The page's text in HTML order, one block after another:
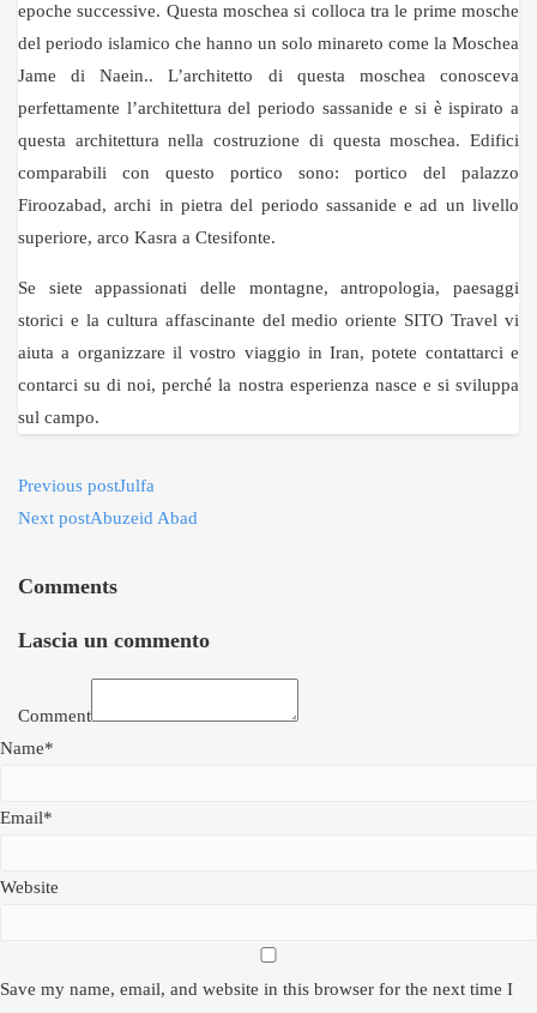
epoche successive. Questa moschea si colloca tra le prime mosche
del periodo islamico che hanno un solo minareto come la Moschea
Jame di Naein.. L’architetto di questa moschea conosceva
perfettamente l’architettura del periodo sassanide e si è ispirato a
questa architettura nella costruzione di questa moschea. Edifici
comparabili con questo portico sono: portico del palazzo
Firoozabad, archi in pietra del periodo sassanide e ad un livello
superiore, arco Kasra a Ctesifonte.
Se siete appassionati delle montagne, antropologia, paesaggi
storici e la cultura affascinante del medio oriente SITO Travel vi
aiuta a organizzare il vostro viaggio in Iran, potete contattarci e
contarci su di noi, perché la nostra esperienza nasce e si sviluppa
sul campo.
Previous postJulfa
Next postAbuzeid Abad
Comments
Lascia un commento
Comment
Name*
Email*
Website
Save my name, email, and website in this browser for the next time I